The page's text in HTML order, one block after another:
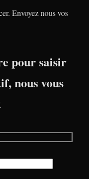
Envoyez nous vos
pour saisir
nous vous